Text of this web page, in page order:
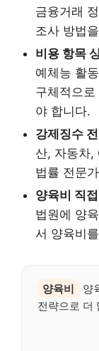
금융거래
조사 방법
비용 항목
예체능 활
구체적으
야 합니다.
강제징수
산, 자동차,
법률 전문
양육비 직
법원에 양
서 양육비
양육비
양
전략으로 더